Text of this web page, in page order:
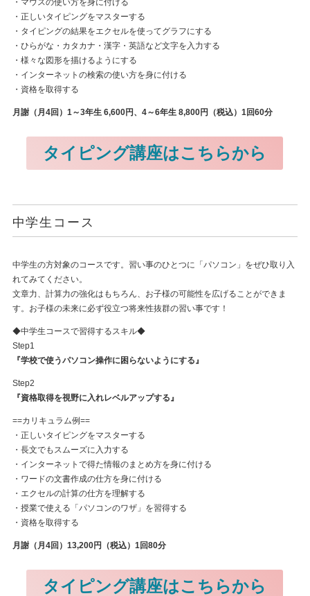
・マウスの使い方を身に付ける
・正しいタイピングをマスターする
・タイピングの結果をエクセルを使ってグラフにする
・ひらがな・カタカナ・漢字・英語など文字を入力する
・様々な図形を描けるようにする
・インターネットの検索の使い方を身に付ける
・資格を取得する
月謝（月4回）1～3年生 6,600円、4～6年生 8,800円（税込）1回60分
タイピング講座はこちらから
中学生コース
中学生の方対象のコースです。習い事のひとつに「パソコン」をぜひ取り入
れてみてください。
文章力、計算力の強化はもちろん、お子様の可能性を広げることができま
す。お子様の未来に必ず役立つ将来性抜群の習い事です！
◆中学生コースで習得するスキル◆
Step1
『学校で使うパソコン操作に困らないようにする』
Step2
『資格取得を視野に入れレベルアップする』
==カリキュラム例==
・正しいタイピングをマスターする
・長文でもスムーズに入力する
・インターネットで得た情報のまとめ方を身に付ける
・ワードの文書作成の仕方を身に付ける
・エクセルの計算の仕方を理解する
・授業で使える「パソコンのワザ」を習得する
・資格を取得する
月謝（月4回）13,200円（税込）1回80分
タイピング講座はこちらから